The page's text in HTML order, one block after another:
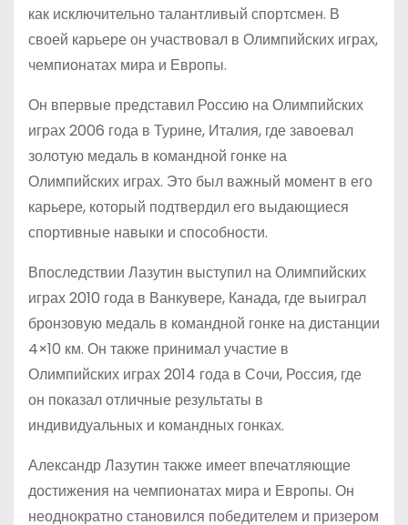
как исключительно талантливый спортсмен. В
своей карьере он участвовал в Олимпийских играх,
чемпионатах мира и Европы.
Он впервые представил Россию на Олимпийских
играх 2006 года в Турине, Италия, где завоевал
золотую медаль в командной гонке на
Олимпийских играх. Это был важный момент в его
карьере, который подтвердил его выдающиеся
спортивные навыки и способности.
Впоследствии Лазутин выступил на Олимпийских
играх 2010 года в Ванкувере, Канада, где выиграл
бронзовую медаль в командной гонке на дистанции
4×10 км. Он также принимал участие в
Олимпийских играх 2014 года в Сочи, Россия, где
он показал отличные результаты в
индивидуальных и командных гонках.
Александр Лазутин также имеет впечатляющие
достижения на чемпионатах мира и Европы. Он
неоднократно становился победителем и призером